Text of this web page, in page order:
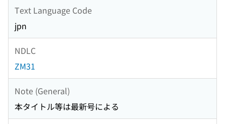
Text Language Code
jpn
NDLC
ZM31
Note (General)
本タイトル等は最新号による